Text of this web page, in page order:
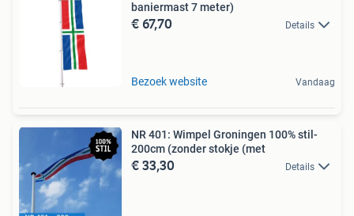
baniermast 7 meter)
€ 67,70 Details
Bezoek website Vandaag
NR 401: Wimpel Groningen 100% stil-
200cm (zonder stokje (met
€ 33,30 Details